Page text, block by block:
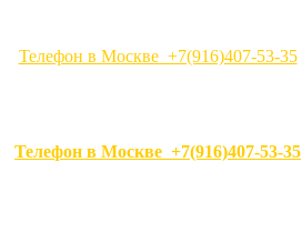
Телефон в Москве +7(916)407-53-35
Телефон в Москве +7(916)407-53-35